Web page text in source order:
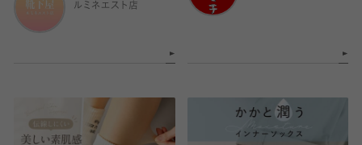
ルミネエスト店